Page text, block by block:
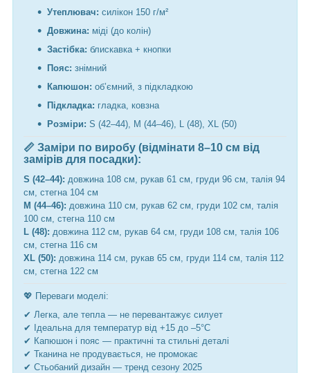
Утеплювач: силікон 150 г/м²
Довжина: міді (до колін)
Застібка: блискавка + кнопки
Пояс: знімний
Капюшон: об’ємний, з підкладкою
Підкладка: гладка, ковзна
Розміри: S (42–44), M (44–46), L (48), XL (50)
📏 Заміри по виробу (відмінати 8–10 см від
замірів для посадки):
S (42–44): довжина 108 см, рукав 61 см, груди 96 см, талія 94
см, стегна 104 см
M (44–46): довжина 110 см, рукав 62 см, груди 102 см, талія
100 см, стегна 110 см
L (48): довжина 112 см, рукав 64 см, груди 108 см, талія 106
см, стегна 116 см
XL (50): довжина 114 см, рукав 65 см, груди 114 см, талія 112
см, стегна 122 см
💖 Переваги моделі:
✔ Легка, але тепла — не перевантажує силует
✔ Ідеальна для температур від +15 до –5°C
✔ Капюшон і пояс — практичні та стильні деталі
✔ Тканина не продувається, не промокає
✔ Стьобаний дизайн — тренд сезону 2025